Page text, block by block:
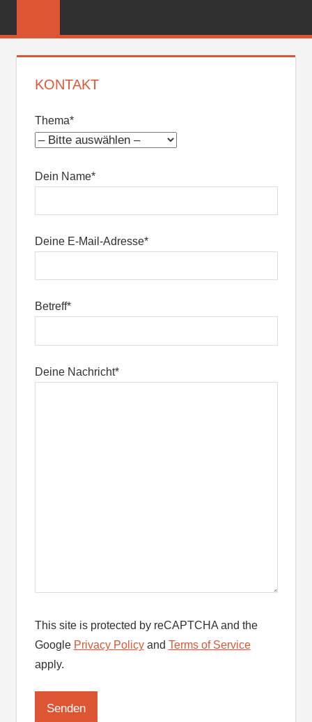
FEUERWEHR
KONTAKT
Bitte lasse dieses Feld leer.
Thema*
Dein Name*
Deine E-Mail-Adresse*
Betreff*
Deine Nachricht*
This site is protected by reCAPTCHA and the
Google Privacy Policyand Terms of Service
apply.